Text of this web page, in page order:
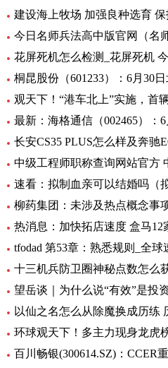
今日名师兵法高中版官网（名
花屏死机怎么检测_花屏死机
桐昆股份（601233）：6月30
长安CS35 PLUS怎么样及奔驰
速看：拟制血亲可以结婚吗（
热消息：加快拓店速度 盒马12
tfodad 第53章：熟悉规则_全球
十三机兵防卫圈神秘点数怎么
望岳谈｜为什么说“有效”是投
以仙之名怎么从除魔换成历练